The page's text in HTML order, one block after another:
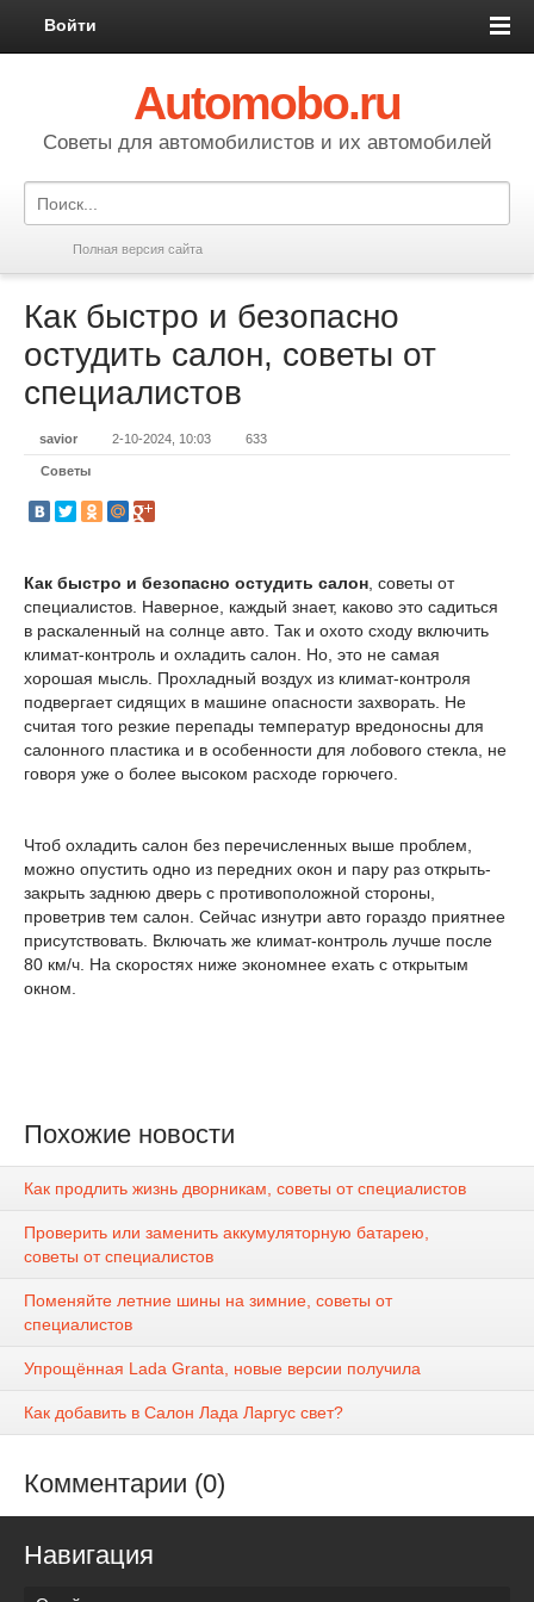
Войти
Automobo.ru
Cоветы для автомобилистов и их автомобилей
Полная версия сайта
Как быстро и безопасно
остудить салон, советы от
специалистов
savior 2-10-2024, 10:03 633
Советы
Как быстро и безопасно остудить салон, советы от
специалистов. Наверное, каждый знает, каково это садиться
в раскаленный на солнце авто. Так и охото сходу включить
климат-контроль и охладить салон. Но, это не самая
хорошая мысль. Прохладный воздух из климат-контроля
подвергает сидящих в машине опасности захворать. Не
считая того резкие перепады температур вредоносны для
салонного пластика и в особенности для лобового стекла, не
говоря уже о более высоком расходе горючего.
Чтоб охладить салон без перечисленных выше проблем,
можно опустить одно из передних окон и пару раз открыть-
закрыть заднюю дверь с противоположной стороны,
проветрив тем салон. Сейчас изнутри авто гораздо приятнее
присутствовать. Включать же климат-контроль лучше после
80 км/ч. На скоростях ниже экономнее ехать с открытым
окном.
Похожие новости
Как продлить жизнь дворникам, советы от специалистов
Проверить или заменить аккумуляторную батарею,
советы от специалистов
Поменяйте летние шины на зимние, советы от
специалистов
Упрощённая Lada Granta, новые версии получила
Как добавить в Салон Лада Ларгус свет?
Комментарии (0)
Навигация